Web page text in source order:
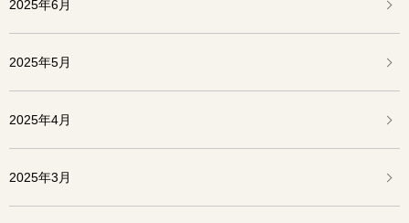
2025年6月
2025年5月
2025年4月
2025年3月